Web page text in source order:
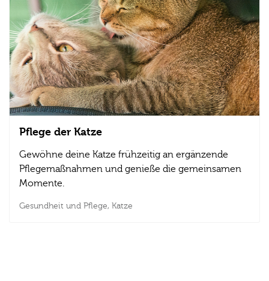
Pflege der Katze
Gewöhne deine Katze frühzeitig an ergänzende
Pflegemaßnahmen und genieße die gemeinsamen
Momente.
Gesundheit und Pflege, Katze